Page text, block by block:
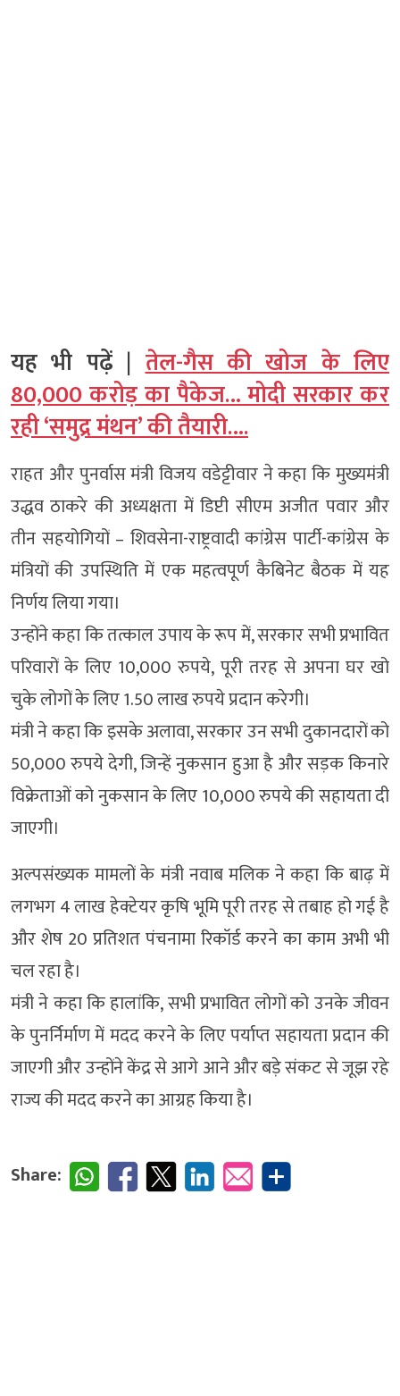
यह भी पढ़ें |तेल-गैस की खोज के लिए
80,000 करोड़ का पैकेज… मोदी सरकार कर
रही ‘समुद्र मंथन’ की तैयारी….
राहत और पुनर्वास मंत्री विजय वडेट्टीवार ने कहा कि मुख्यमंत्री
उद्धव ठाकरे की अध्यक्षता में डिप्टी सीएम अजीत पवार और
तीन सहयोगियों – शिवसेना-राष्ट्रवादी कांग्रेस पार्टी-कांग्रेस के
मंत्रियों की उपस्थिति में एक महत्वपूर्ण कैबिनेट बैठक में यह
निर्णय लिया गया।
उन्होंने कहा कि तत्काल उपाय के रूप में, सरकार सभी प्रभावित
परिवारों के लिए 10,000 रुपये, पूरी तरह से अपना घर खो
चुके लोगों के लिए 1.50 लाख रुपये प्रदान करेगी।
मंत्री ने कहा कि इसके अलावा, सरकार उन सभी दुकानदारों को
50,000 रुपये देगी, जिन्हें नुकसान हुआ है और सड़क किनारे
विक्रेताओं को नुकसान के लिए 10,000 रुपये की सहायता दी
जाएगी।
अल्पसंख्यक मामलों के मंत्री नवाब मलिक ने कहा कि बाढ़ में
लगभग 4 लाख हेक्टेयर कृषि भूमि पूरी तरह से तबाह हो गई है
और शेष 20 प्रतिशत पंचनामा रिकॉर्ड करने का काम अभी भी
चल रहा है।
मंत्री ने कहा कि हालांकि, सभी प्रभावित लोगों को उनके जीवन
के पुनर्निर्माण में मदद करने के लिए पर्याप्त सहायता प्रदान की
जाएगी और उन्होंने केंद्र से आगे आने और बड़े संकट से जूझ रहे
राज्य की मदद करने का आग्रह किया है।
Share: